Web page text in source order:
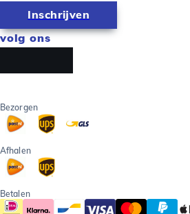
Inschrijven
volg ons
Bezorgen
Afhalen
Betalen